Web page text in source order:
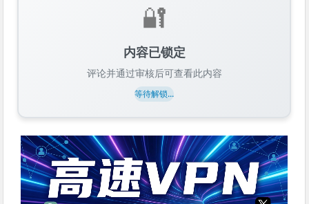
🔐
内容已锁定
评论并通过审核后可查看此内容
等待解锁...